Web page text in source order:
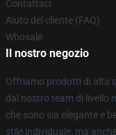
Contattaci
Aiuto del cliente (FAQ)
Whosale
Il nostro negozio
Offriamo prodotti di alta
dal nostro team di livello
che sono sia elegante e
stile individuale, ma